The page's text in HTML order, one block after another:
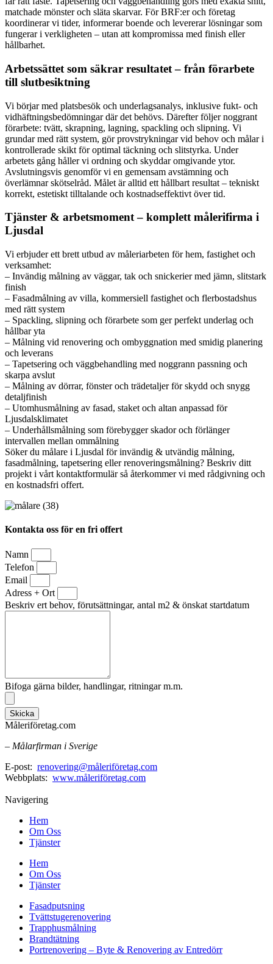
matchade mönster och släta skarvar. För BRF:er och företag
koordinerar vi tider, informerar boende och levererar lösningar som
fungerar i verkligheten – utan att kompromissa med finish eller
hållbarhet.
Arbetssättet som säkrar resultatet – från förarbete
till slutbesiktning
Vi börjar med platsbesök och underlagsanalys, inklusive fukt- och
vidhäftningsbedömningar där det behövs. Därefter följer noggrant
förarbete: tvätt, skrapning, lagning, spackling och slipning. Vi
grundar med rätt system, gör provstrykningar vid behov och målar i
kontrollerade skikt för optimal täckning och slitstyrka. Under
arbetets gång håller vi ordning och skyddar omgivande ytor.
Avslutningsvis genomför vi en gemensam avstämning och
överlämnar skötselråd. Målet är alltid ett hållbart resultat – tekniskt
korrekt, estetiskt tilltalande och kostnadseffektivt över tid.
Tjänster & arbetsmoment – komplett målerifirma i
Ljusdal
Vi erbjuder ett brett utbud av måleriarbeten för hem, fastighet och
verksamhet:
– Invändig målning av väggar, tak och snickerier med jämn, slitstark
finish
– Fasadmålning av villa, kommersiell fastighet och flerbostadshus
med rätt system
– Spackling, slipning och förarbete som ger perfekt underlag och
hållbar yta
– Målning vid renovering och ombyggnation med smidig planering
och leverans
– Tapetsering och väggbehandling med noggrann passning och
skarpa avslut
– Målning av dörrar, fönster och trädetaljer för skydd och snygg
detaljfinish
– Utomhusmålning av fasad, staket och altan anpassad för
Ljusdalsklimatet
– Underhållsmålning som förebygger skador och förlänger
intervallen mellan ommålning
Söker du målare i Ljusdal för invändig & utvändig målning,
fasadmålning, tapetsering eller renoveringsmålning? Beskriv ditt
projekt i vårt kontaktformulär så återkommer vi med rådgivning och
en kostnadsfri offert.
Kontakta oss för en fri offert
Namn
Telefon
Email
Adress + Ort
Beskriv ert behov, förutsättningar, antal m2 & önskat startdatum
Bifoga gärna bilder, handlingar, ritningar m.m.
Skicka
Måleriföretag.com
– Målarfirman i Sverige
E-post: renovering@måleriföretag.com
Webbplats: www.måleriföretag.com
Navigering
Hem
Om Oss
Tjänster
Hem
Om Oss
Tjänster
Fasadputsning
Tvättstugerenovering
Trapphusmålning
Brandtätning
Portrenovering – Byte & Renovering av Entredörr